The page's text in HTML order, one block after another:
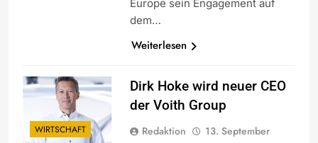
Europe sein Engagement auf
dem…
Weiterlesen
WIRTSCHAFT
Dirk Hoke wird neuer CEO
der Voith Group
Redaktion
13. September